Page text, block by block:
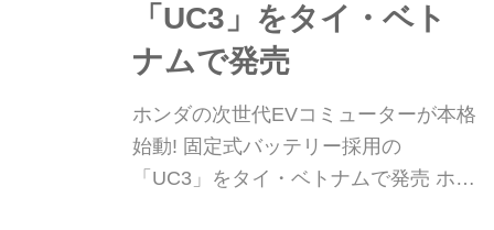
「UC3」をタイ・ベト
ナムで発売
ホンダの次世代EVコミューターが本格
始動! 固定式バッテリー採用の
「UC3」をタイ・ベトナムで発売 ホン